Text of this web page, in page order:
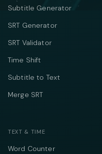
Subtitle Generator
SRT Generator
SRT Validator
Time Shift
Subtitle to Text
Merge SRT
TEXT & TIME
Word Counter